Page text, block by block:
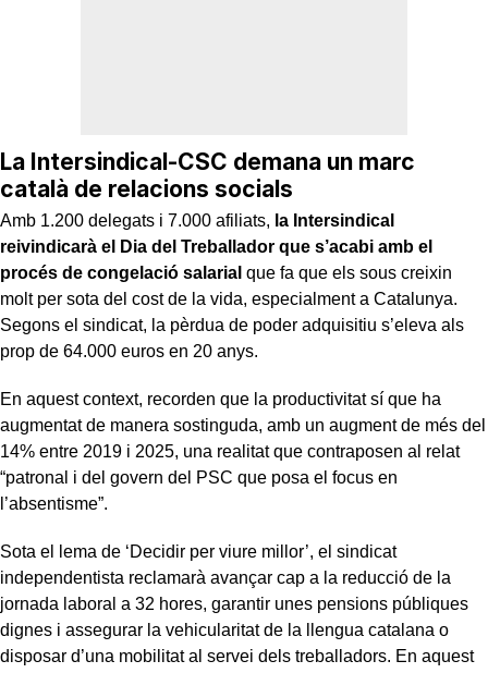
La Intersindical-CSC demana un marc
català de relacions socials
Amb 1.200 delegats i 7.000 afiliats, la Intersindical
reivindicarà el Dia del Treballador que s’acabi amb el
procés de congelació salarial que fa que els sous creixin
molt per sota del cost de la vida, especialment a Catalunya.
Segons el sindicat, la pèrdua de poder adquisitiu s’eleva als
prop de 64.000 euros en 20 anys.
En aquest context, recorden que la productivitat sí que ha
augmentat de manera sostinguda, amb un augment de més del
14% entre 2019 i 2025, una realitat que contraposen al relat
“patronal i del govern del PSC que posa el focus en
l’absentisme”.
Sota el lema de ‘Decidir per viure millor’, el sindicat
independentista reclamarà avançar cap a la reducció de la
jornada laboral a 32 hores, garantir unes pensions públiques
dignes i assegurar la vehicularitat de la llengua catalana o
disposar d’una mobilitat al servei dels treballadors. En aquest